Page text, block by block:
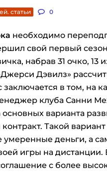
статьи 0
необходимо
свой первый
набрав 31 очко,
Дэвилз»
заключается в том, на
клуба Санни
основных варианта
Такой
умеренные деньги, а
игры на
с более